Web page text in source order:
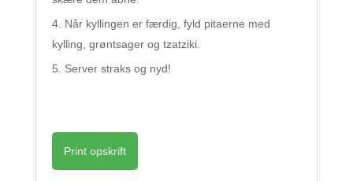
Når kyllingen er færdig, fyld pitaerne med
kylling, grøntsager og tzatziki.
Server straks og nyd!
Print opskrift